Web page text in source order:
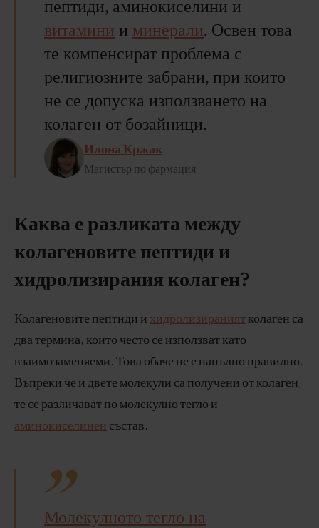
пептиди, аминокиселини и
витамини и минерали. Освен това
те компенсират проблема с
религиозните забрани, при които
не се допуска използването на
колаген от бозайници.
Илона Кржак
Магистър по фармация
Каква е разликата между
колагеновите пептиди и
хидролизирания колаген?
Колагеновите пептиди и хидролизираниятколаген са
два термина, които често се използват като
взаимозаменяеми. Това обаче не е напълно правилно.
Въпреки че и двете молекули са получени от колаген,
те се различават по молекулно тегло и
аминокиселинен състав.
Молекулното тегло на